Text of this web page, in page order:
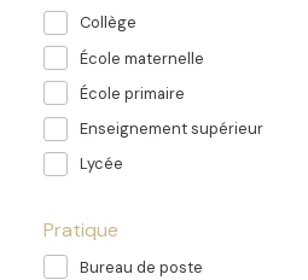
Collège
École maternelle
École primaire
Enseignement supérieur
Lycée
Pratique
Bureau de poste